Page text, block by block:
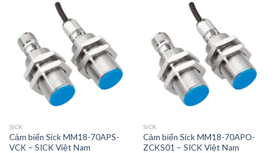
SICK
Cảm biến Sick MM18-70APS-
VCK – SICK Việt Nam
SICK
Cảm biến Sick MM18-70APO-
ZCKS01 – SICK Việt Nam